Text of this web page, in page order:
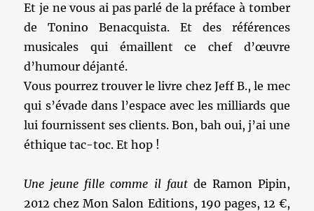
Et je ne vous ai pas parlé de la préface à tomber
de Tonino Benacquista. Et des références
musicales qui émaillent ce chef d’œuvre
d’humour déjanté.
Vous pourrez trouver le livre chez Jeff B., le mec
qui s’évade dans l’espace avec les milliards que
lui fournissent ses clients. Bon, bah oui, j’ai une
éthique tac-toc. Et hop !
Une jeune fille comme il fautde Ramon Pipin,
2012 chez Mon Salon Editions, 190 pages, 12 €,